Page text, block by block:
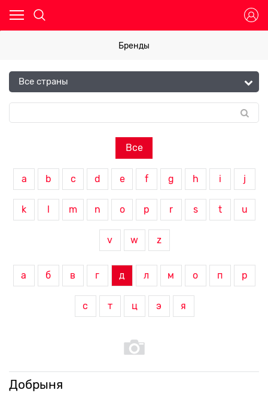
Бренды
Все
a b c d e f g h i j
k m n o p r s t u
v w z
а б в г д л м о п р
с т ц э я
Добрыня